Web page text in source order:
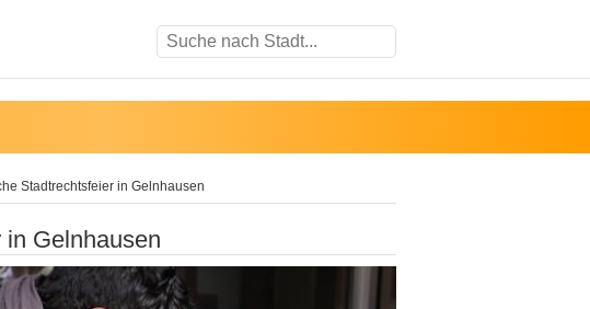
Stadtrechtsfeier in Gelnhausen
Gelnhausen